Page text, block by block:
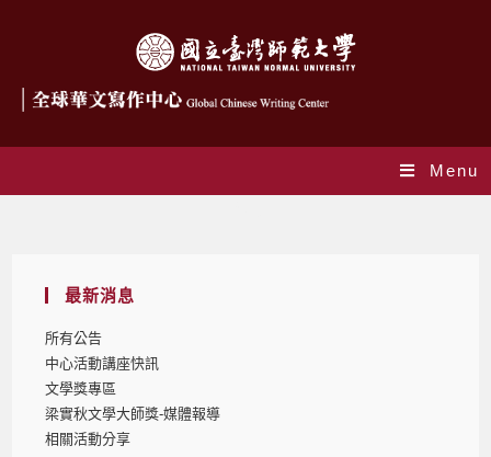
Menu
最新消息
所有公告
中心活動講座快訊
文學獎專區
梁實秋文學大師獎-媒體報導
相關活動分享